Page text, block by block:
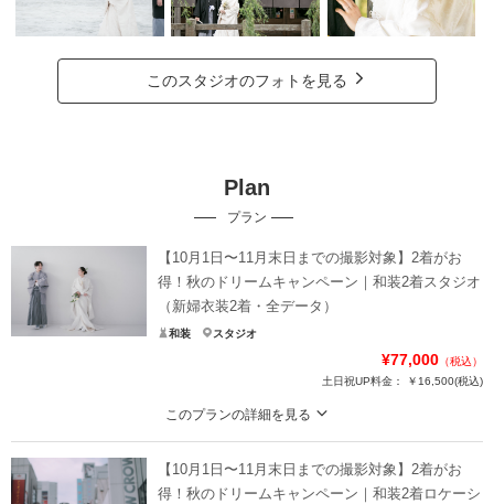
このスタジオのフォトを見る
Plan
プラン
【10月1日〜11月末日までの撮影対象】2着がお
得！秋のドリームキャンペーン｜和装2着スタジオ
（新婦衣装2着・全データ）
和装 スタジオ
¥77,000 （税込）
土日祝UP料金：
￥16,500(税込)
このプランの詳細を見る
2着だから広がる、魅力あふれるフォトストーリー。お得なキャンペーンでこだ
わりの衣装ラインナップをたっぷりとお楽しみください。
〈含まれるもの〉
【10月1日〜11月末日までの撮影対象】2着がお
得！秋のドリームキャンペーン｜和装2着ロケーシ